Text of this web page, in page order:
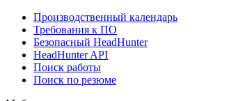
Производственный календарь
Требования к ПО
Безопасный HeadHunter
HeadHunter API
Поиск работы
Поиск по резюме